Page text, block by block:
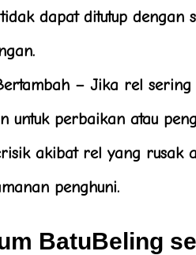
dapat ditutup dengan
– Jika rel sering
untuk perbaikan atau
akibat rel yang rusak
penghuni.
BatuBeling